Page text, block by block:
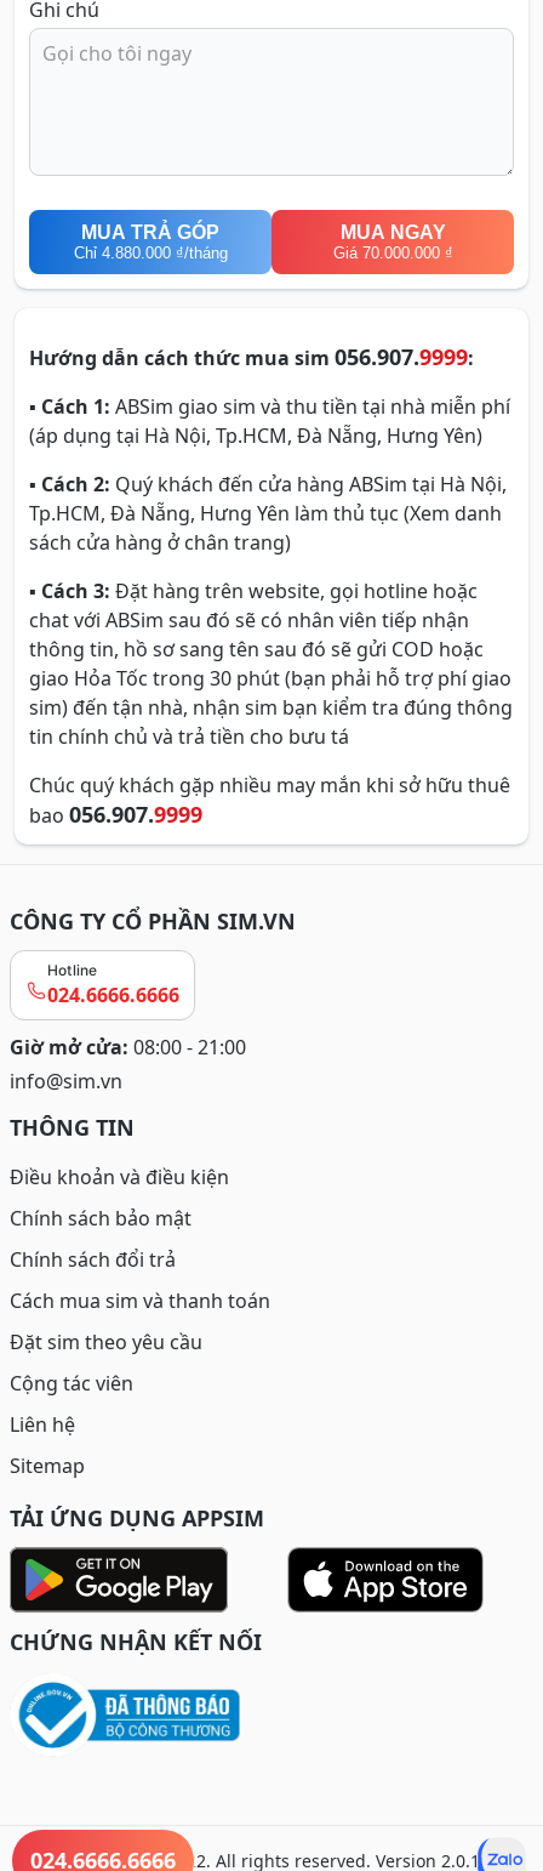
Ghi chú
MUA TRẢ GÓP
Chỉ 4.880.000 ₫/tháng
MUA NGAY
Giá 70.000.000 ₫
Hướng dẫn cách thức mua sim 056.907.9999:
▪ Cách 1: ABSim giao sim và thu tiền tại nhà miễn phí
(áp dụng tại Hà Nội, Tp.HCM, Đà Nẵng, Hưng Yên)
▪ Cách 2: Quý khách đến cửa hàng ABSim tại Hà Nội,
Tp.HCM, Đà Nẵng, Hưng Yên làm thủ tục (Xem danh
sách cửa hàng ở chân trang)
▪ Cách 3: Đặt hàng trên website, gọi hotline hoặc
chat với ABSim sau đó sẽ có nhân viên tiếp nhận
thông tin, hồ sơ sang tên sau đó sẽ gửi COD hoặc
giao Hỏa Tốc trong 30 phút (bạn phải hỗ trợ phí giao
sim) đến tận nhà, nhận sim bạn kiểm tra đúng thông
tin chính chủ và trả tiền cho bưu tá
Chúc quý khách gặp nhiều may mắn khi sở hữu thuê
bao 056.907.9999
CÔNG TY CỔ PHẦN SIM.VN
Hotline
024.6666.6666
Giờ mở cửa: 08:00 - 21:00
info@sim.vn
THÔNG TIN
Điều khoản và điều kiện
Chính sách bảo mật
Chính sách đổi trả
Cách mua sim và thanh toán
Đặt sim theo yêu cầu
Cộng tác viên
Liên hệ
Sitemap
TẢI ỨNG DỤNG APPSIM
CHỨNG NHẬN KẾT NỐI
© Copyright 2022. All rights reserved. Version 2.0.1
024.6666.6666